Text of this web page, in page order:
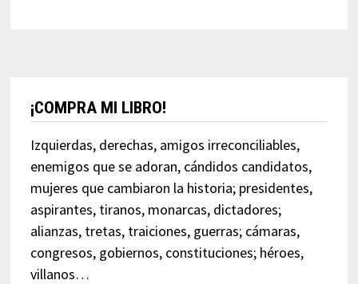
¡COMPRA MI LIBRO!
Izquierdas, derechas, amigos irreconciliables,
enemigos que se adoran, cándidos candidatos,
mujeres que cambiaron la historia; presidentes,
aspirantes, tiranos, monarcas, dictadores;
alianzas, tretas, traiciones, guerras; cámaras,
congresos, gobiernos, constituciones; héroes,
villanos…